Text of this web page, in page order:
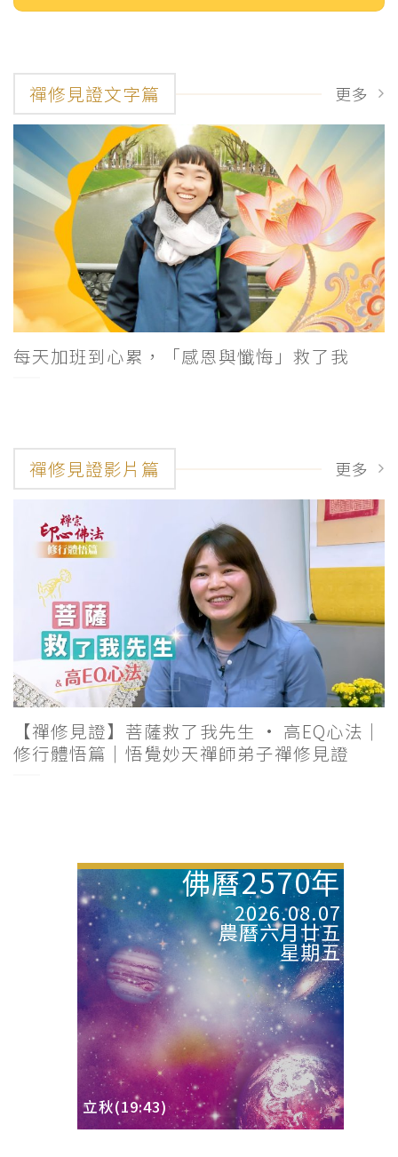
禪修見證文字篇 更多
每天加班到心累，「感恩與懺悔」救了我
禪修見證影片篇 更多
【禪修見證】菩薩救了我先生 · 高EQ心法｜
修行體悟篇｜悟覺妙天禪師弟子禪修見證
佛曆2570年
2026.08.07
農曆六月廿五
星期五
立秋(19:43)